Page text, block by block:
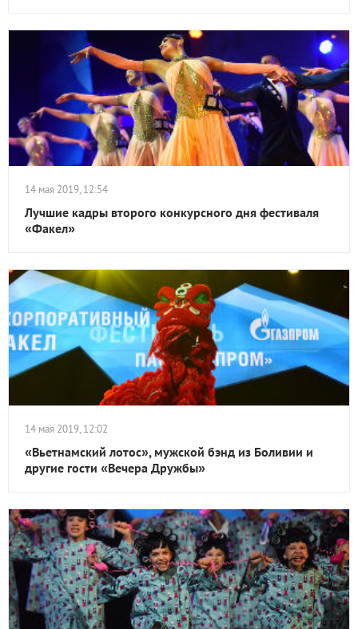
14 мая 2019, 12:54
Лучшие кадры второго конкурсного дня фестиваля
«Факел»
14 мая 2019, 12:02
«Вьетнамский лотос», мужской бэнд из Боливии и
другие гости «Вечера Дружбы»